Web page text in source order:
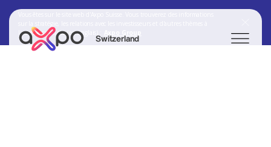
l'adresse suivante (en anglais) :
Switzerland